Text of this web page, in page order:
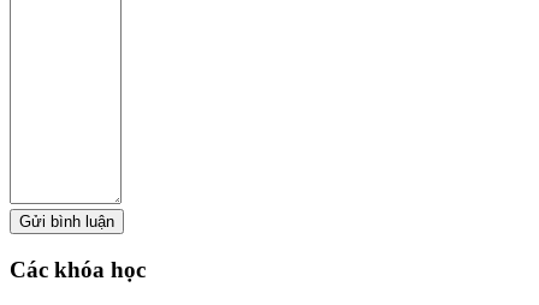
Các khóa học